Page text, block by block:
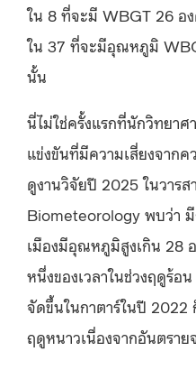
ใน 8 ที่จะมี WBGT 26 อ
ใน 37 ที่จะมีอุณหภูมิ
นั้น
นี่ไม่ใช่ครั้งแรกที่นักวิทยาศ
แข่งขันที่มีความเสี่ยงจาก
ดูงานวิจัยปี 2025 ในวาร
Biometeorology พบว่า มี
เมืองมีอุณหภูมิสูงเกิน 28
หนึ่งของเวลาในช่วงฤดูร้
จัดขึ้นในกาตาร์ในปี 2022
ฤดูหนาวเนื่องจากอันตรา